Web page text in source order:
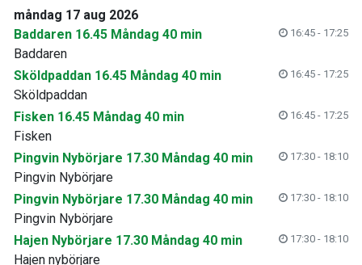
måndag 17 aug 2026
Baddaren 16.45 Måndag 40 min
16:45 - 17:25
Baddaren
Sköldpaddan 16.45 Måndag 40 min
16:45 - 17:25
Sköldpaddan
Fisken 16.45 Måndag 40 min
16:45 - 17:25
Fisken
Pingvin Nybörjare 17.30 Måndag 40 min
17:30 - 18:10
Pingvin Nybörjare
Pingvin Nybörjare 17.30 Måndag 40 min
17:30 - 18:10
Pingvin Nybörjare
Hajen Nybörjare 17.30 Måndag 40 min
17:30 - 18:10
Hajen nybörjare